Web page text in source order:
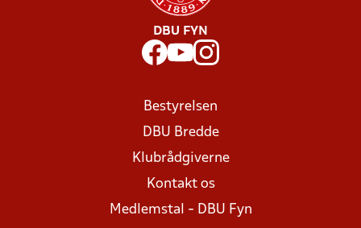
DBU FYN
Bestyrelsen
DBU Bredde
Klubrådgiverne
Kontakt os
Medlemstal - DBU Fyn